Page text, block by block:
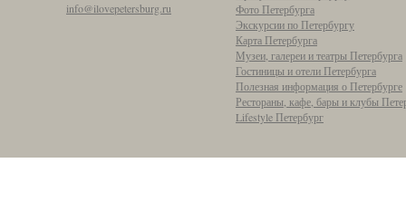
info@ilovepetersburg.ru
Фото Петербурга
Экскурсии по Петербургу
Карта Петербурга
Музеи, галереи и театры Петербурга
Гостиницы и отели Петербурга
Полезная информация о Петербурге
Рестораны, кафе, бары и клубы
Lifestyle Петербург